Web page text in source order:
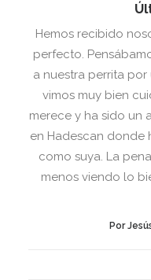
Hemos recibido
perfecto.
a nuestra perrita
vimos muy bien
merece y ha sido un
en Hadescan donde
como suya. La
menos viendo lo
Por